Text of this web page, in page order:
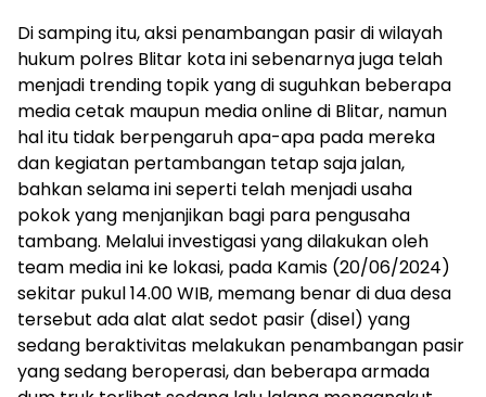
Di samping itu, aksi penambangan pasir di wilayah
hukum polres Blitar kota ini sebenarnya juga telah
menjadi trending topik yang di suguhkan beberapa
media cetak maupun media online di Blitar, namun
hal itu tidak berpengaruh apa-apa pada mereka
dan kegiatan pertambangan tetap saja jalan,
bahkan selama ini seperti telah menjadi usaha
pokok yang menjanjikan bagi para pengusaha
tambang. Melalui investigasi yang dilakukan oleh
team media ini ke lokasi, pada Kamis (20/06/2024)
sekitar pukul 14.00 WIB, memang benar di dua desa
tersebut ada alat alat sedot pasir (disel) yang
sedang beraktivitas melakukan penambangan pasir
yang sedang beroperasi, dan beberapa armada